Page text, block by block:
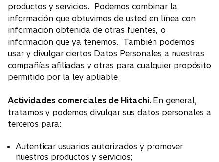
productos y servicios. Podemos combinar la
información que obtuvimos de usted en línea con
información obtenida de otras fuentes, o
información que ya tenemos. También podemos
usar y divulgar ciertos Datos Personales a nuestras
compañías afiliadas y otras para cualquier propósito
permitido por la ley apliable.
Actividades comerciales de Hitachi. En general,
tratamos y podemos divulgar sus datos personales a
terceros para:
Autenticar usuarios autorizados y promover
nuestros productos y servicios;